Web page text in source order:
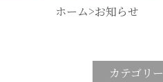
ホーム>お知らせ
カテゴリー